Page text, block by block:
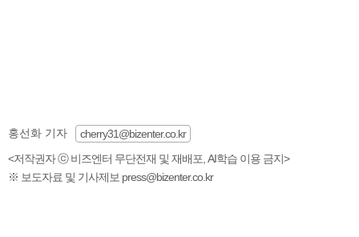
홍선화 기자
cherry31@bizenter.co.kr
<저작권자 ⓒ 비즈엔터 무단전재 및 재배포, AI학습 이용 금지>
※ 보도자료 및 기사제보 press@bizenter.co.kr